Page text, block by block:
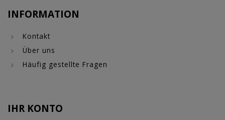
INFORMATION
Kontakt
Über uns
Häufig gestellte Fragen
IHR KONTO